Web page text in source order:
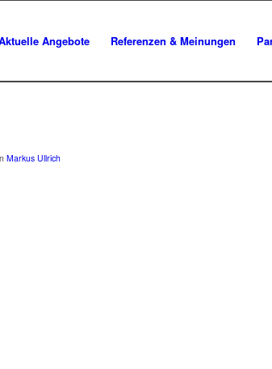
Angebote Referenzen & Meinungen
Markus Ullrich